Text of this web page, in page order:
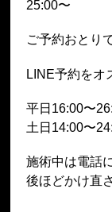
25:00〜
ご予約おとり
LINE予約をオ
平日16:00〜
土日14:00〜
施術中は電話
後ほどかけ直